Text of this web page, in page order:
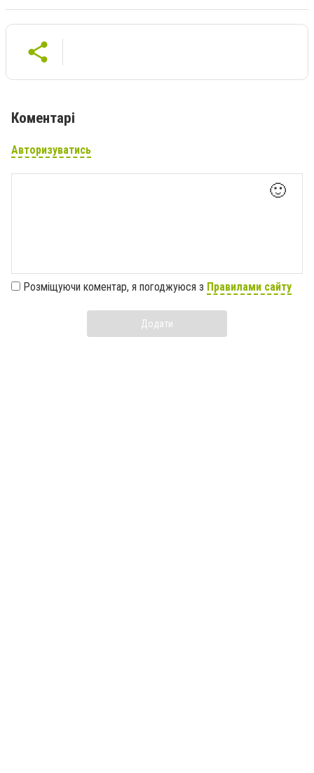
Коментарі
Авторизуватись
🙂
Розміщуючи коментар, я погоджуюся з Правилами сайту
Додати